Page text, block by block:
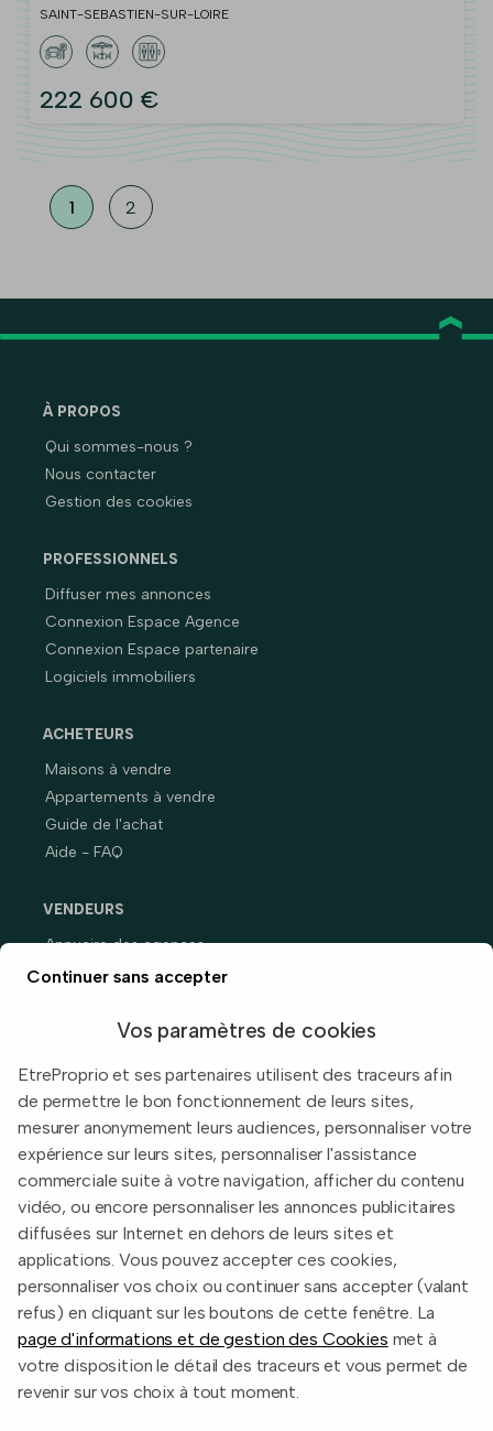
balcon et stationnement
SAINT-SEBASTIEN-SUR-LOIRE
222 600 €
1 2
À PROPOS
Qui sommes-nous ?
Nous contacter
Gestion des cookies
PROFESSIONNELS
Diffuser mes annonces
Connexion Espace Agence
Connexion Espace partenaire
Logiciels immobiliers
ACHETEURS
Maisons à vendre
Appartements à vendre
Guide de l'achat
Aide - FAQ
VENDEURS
Annuaire des agences
Prix immobiliers en France
Informations légales
Conditions d'utilisation
Politique de confidentialité
2026 EtreProprio.com
Continuer sans accepter
Vos paramètres de cookies
EtreProprio et ses partenaires utilisent des traceurs afin
de permettre le bon fonctionnement de leurs sites,
mesurer anonymement leurs audiences, personnaliser votre
expérience sur leurs sites, personnaliser l'assistance
commerciale suite à votre navigation, afficher du contenu
vidéo, ou encore personnaliser les annonces publicitaires
diffusées sur Internet en dehors de leurs sites et
applications. Vous pouvez accepter ces cookies,
personnaliser vos choix ou continuer sans accepter (valant
refus) en cliquant sur les boutons de cette fenêtre. La
page d'informations et de gestion des Cookies met à
votre disposition le détail des traceurs et vous permet de
revenir sur vos choix à tout moment.